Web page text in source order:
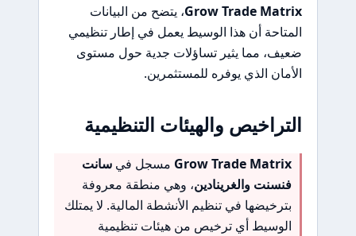
Grow Trade Matrix، يتضح من البيانات
المتاحة أن هذا الوسيط يعمل في إطار تنظيمي
ضعيف، مما يثير تساؤلات جدية حول مستوى
الأمان الذي يوفره للمستثمرين.
التراخيص والهيئات التنظيمية
Grow Trade Matrix مسجل في سانت
فنسنت والغرينادين، وهي منطقة معروفة
بترخيضها في تنظيم الأنشطة المالية. لا يمتلك
الوسيط أي ترخيص من هيئات تنظيمية